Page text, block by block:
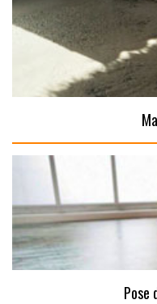
Pose